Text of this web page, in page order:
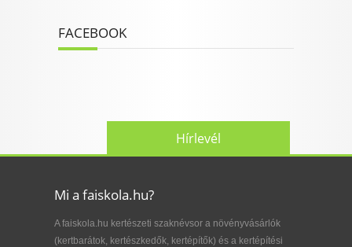
FACEBOOK
Hírlevél
Mi a faiskola.hu?
A faiskola.hu kertészeti szaknévsor a növényvásárlók
(kertbarátok, kertészkedők, kertépítők) és a kertépítési